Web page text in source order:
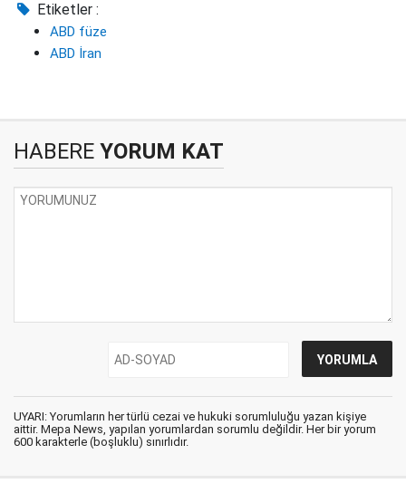
Etiketler :
ABD füze
ABD İran
HABERE YORUM KAT
UYARI: Yorumların her türlü cezai ve hukuki sorumluluğu yazan kişiye
aittir. Mepa News, yapılan yorumlardan sorumlu değildir. Her bir yorum
600 karakterle (boşluklu) sınırlıdır.